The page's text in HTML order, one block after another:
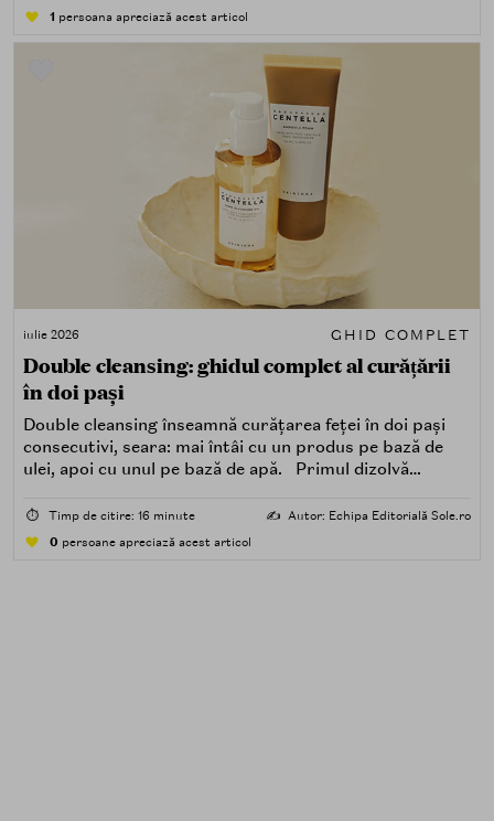
1 persoana apreciază acest articol
iulie 2026 GHID COMPLET
Double cleansing: ghidul complet al curățării
în doi pași
Double cleansing înseamnă curățarea feței în doi pași
consecutivi, seara: mai întâi cu un produs pe bază de
ulei, apoi cu unul pe bază de apă. Primul dizolvă
poluare. Al doilea îndepărtează impuritățile solubile în
⏱️ Timp de citire: 16 minute ✍️ Autor: Echipa Editorială Sole.ro
0 persoane apreciază acest articol